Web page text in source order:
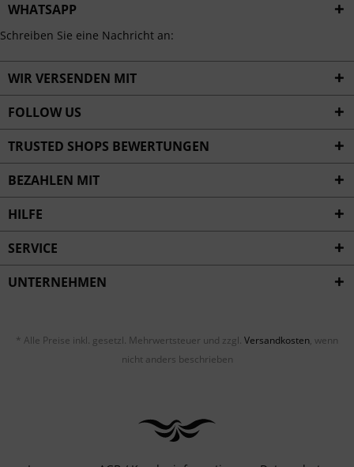
WHATSAPP
Schreiben Sie eine Nachricht an:
WIR VERSENDEN MIT
FOLLOW US
TRUSTED SHOPS BEWERTUNGEN
BEZAHLEN MIT
HILFE
SERVICE
UNTERNEHMEN
* Alle Preise inkl. gesetzl. Mehrwertsteuer und zzgl. Versandkosten, wenn
nicht anders beschrieben